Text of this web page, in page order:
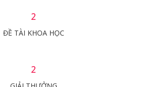
2
ĐỀ TÀI KHOA HỌC
2